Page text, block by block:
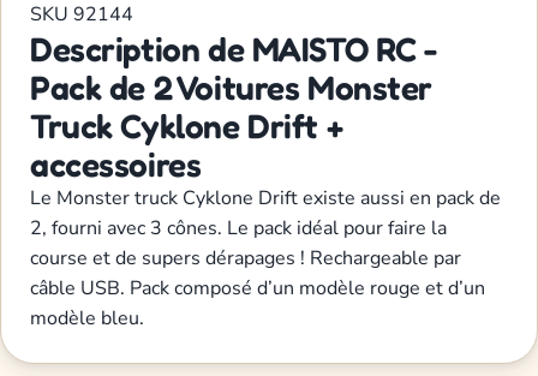
SKU 92144
Description de MAISTO RC -
Pack de 2 Voitures Monster
Truck Cyklone Drift +
accessoires
Le Monster truck Cyklone Drift existe aussi en pack de
2, fourni avec 3 cônes. Le pack idéal pour faire la
course et de supers dérapages ! Rechargeable par
câble USB. Pack composé d’un modèle rouge et d’un
modèle bleu.